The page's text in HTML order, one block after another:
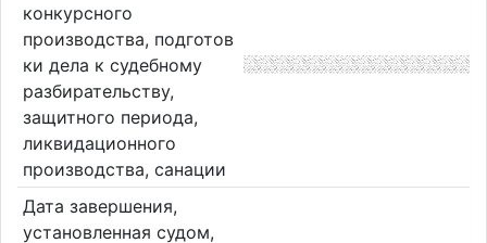
конкурсного
производства, подготов
ки дела к судебному
разбирательству,
защитного периода,
ликвидационного
производства, санации
Дата завершения,
установленная судом,